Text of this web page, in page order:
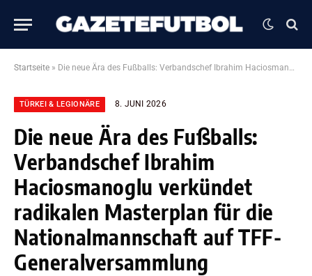
Startseite » Die neue Ära des Fußballs: Verbandschef Ibrahim Haciosmanoglu verkündet radikalen Masterplan für die Nationalmannschaft auf TFF-Generalversammlung
TÜRKEI & LEGIONÄRE 8. JUNI 2026
Die neue Ära des Fußballs:
Verbandschef Ibrahim
Haciosmanoglu verkündet
radikalen Masterplan für die
Nationalmannschaft auf TFF-
Generalversammlung